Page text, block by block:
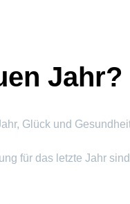
Jahr?
Glück und
für das letzte Jahr